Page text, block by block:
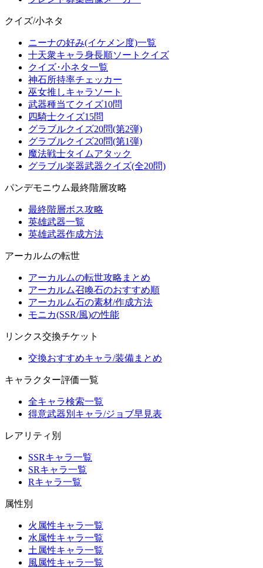
クイズ/小ネタ
ニーナの好み(イケメン度)一覧
十天衆キャラ身長順ソートクイズ
クイズ･小ネタ一覧
神石所持率チェッカー
巫女推しキャラソート
武器種当てクイズ10問
四騎士クイズ15問
グラブルクイズ20問(第2弾)
グラブルクイズ20問(第1弾)
魔法戦士タイムアタック
グラブル楽器武器クイズ(全20問)
パンデモニウム最終階層攻略
最終階層ボス攻略
英雄武器一覧
英雄武器作成方法
アーカルムの転世
アーカルムの転世攻略まとめ
アーカルム召喚石のおすすめ順
アーカルム石の素材/作成方法
モニカ(SSR/風)の性能
リンクス交換チケット
交換おすすめキャラ/装備まとめ
キャラクター評価一覧
全キャラ検索一覧
得意武器別キャラ/ジョブ早見表
レアリティ別
SSRキャラ一覧
SRキャラ一覧
Rキャラ一覧
属性別
火属性キャラ一覧
水属性キャラ一覧
土属性キャラ一覧
風属性キャラ一覧